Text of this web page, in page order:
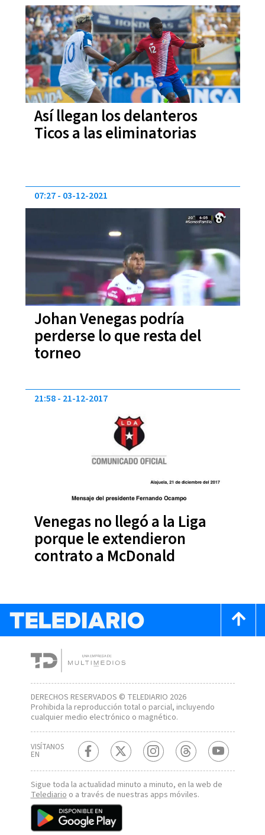
Así llegan los delanteros
Ticos a las eliminatorias
Johan Venegas podría
perderse lo que resta del
torneo
07:27 03-12-2021
Venegas no llegó a la Liga
porque le extendieron
contrato a McDonald
21:58 21-12-2017
DERECHOS RESERVADOS © TELEDIARIO 2026
Prohibida la reproducción total o parcial, incluyendo
cualquier medio electrónico o magnético.
VISÍTANOS
EN
Sigue toda la actualidad minuto a minuto, en la web de
Telediario o a través de nuestras apps móviles.